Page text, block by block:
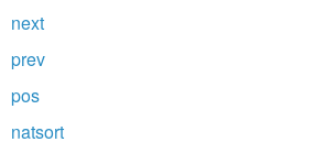
next
prev
pos
natsort